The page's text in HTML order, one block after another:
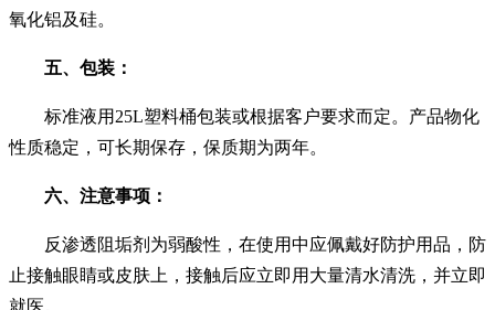
氧化铝及硅。
五、包装：
标准液用 25L塑料桶包装或根据客户要求而定。产品物化
性质稳定，可长期保存，保质期为两年。
六、注意事项：
反渗透阻垢剂为弱酸性， 在使用中应佩戴好防护用品，防
止接触眼睛或皮肤上，接触后应立即用大量清水清洗，并立即
就医。